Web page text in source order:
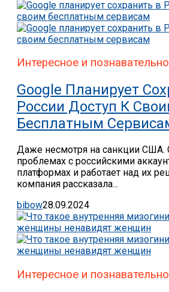
Интересное и
Google Планирует
России Доступ К
Бесплатным
Даже несмотря на санкции США.
проблемах с российскими
платформах и работает над их
компания рассказала...
bibow28.09.2024
Интересное и